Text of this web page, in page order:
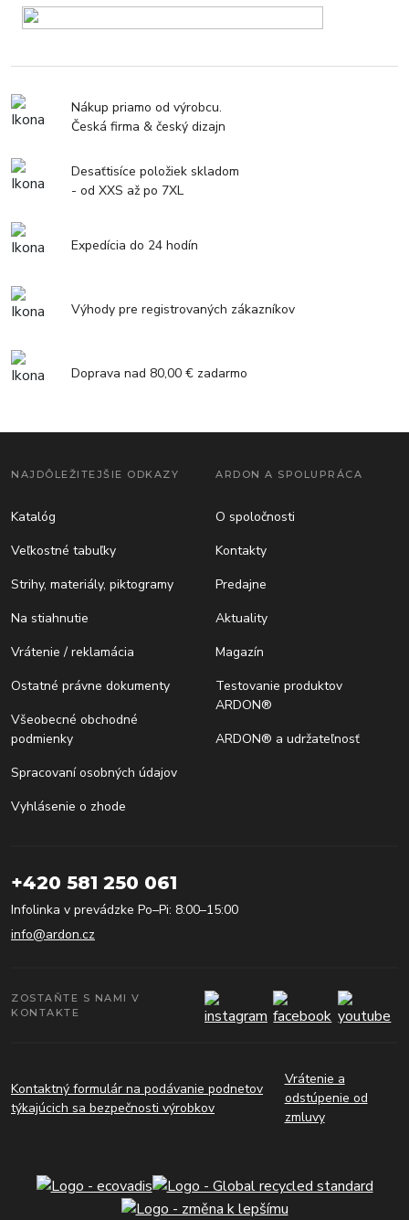
Nákup priamo od výrobcu.
Česká firma & český dizajn
Desaťtisíce položiek skladom
- od XXS až po 7XL
Expedícia do 24 hodín
Výhody pre registrovaných zákazníkov
Doprava nad 80,00 € zadarmo
NAJDÔLEŽITEJŠIE ODKAZY
Katalóg
Veľkostné tabuľky
Strihy, materiály, piktogramy
Na stiahnutie
Vrátenie / reklamácia
Ostatné právne dokumenty
Všeobecné obchodné
podmienky
Spracovaní osobných údajov
Vyhlásenie o zhode
ARDON A SPOLUPRÁCA
O spoločnosti
Kontakty
Predajne
Aktuality
Magazín
Testovanie produktov
ARDON®
ARDON® a udržateľnosť
+420 581 250 061
Infolinka v prevádzke Po–Pi: 8:00–15:00
info@ardon.cz
ZOSTAŇTE S NAMI V
KONTAKTE
Kontaktný formulár na podávanie podnetov
týkajúcich sa bezpečnosti výrobkov
Vrátenie a
odstúpenie od
zmluvy